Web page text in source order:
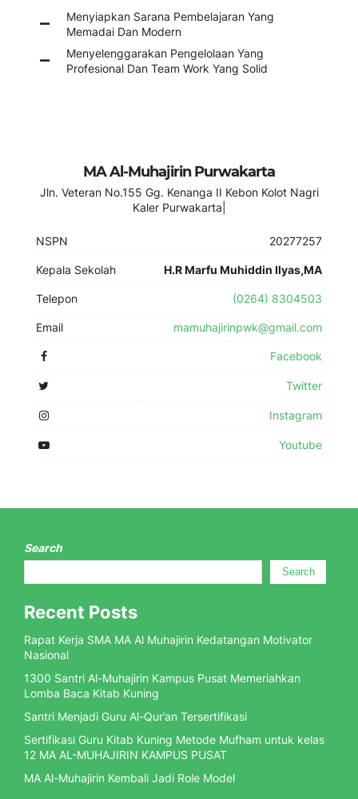
Menyiapkan Sarana Pembelajaran Yang
Memadai Dan Modern
Menyelenggarakan Pengelolaan Yang
Profesional Dan Team Work Yang Solid
MA Al-Muhajirin Purwakarta
Jln. Veteran No.155 Gg. Kenanga II Kebon Kolot Nagri
Kaler Purwakarta|
NSPN 20277257
Kepala Sekolah H.R Marfu Muhiddin Ilyas,MA
Telepon (0264) 8304503
Email mamuhajirinpwk@gmail.com
Facebook
Twitter
Instagram
Youtube
Search
Search
Recent Posts
Rapat Kerja SMA MA Al Muhajirin Kedatangan Motivator
Nasional
1300 Santri Al-Muhajirin Kampus Pusat Memeriahkan
Lomba Baca Kitab Kuning
Santri Menjadi Guru Al-Qur’an Tersertifikasi
Sertifikasi Guru Kitab Kuning Metode Mufham untuk kelas
12 MA AL-MUHAJIRIN KAMPUS PUSAT
MA Al-Muhajirin Kembali Jadi Role Model